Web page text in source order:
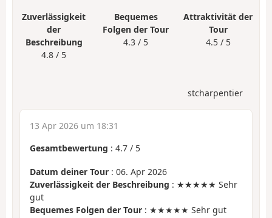
Zuverlässigkeit
der
Beschreibung
4.8 / 5
Bequemes
Folgen der Tour
4.3 / 5
Attraktivität der
Tour
4.5 / 5
stcharpentier
13 Apr 2026 um 18:31
Gesamtbewertung : 4.7 / 5
Datum deiner Tour : 06. Apr 2026
Zuverlässigkeit der Beschreibung : ★★★★★ Sehr
gut
Bequemes Folgen der Tour : ★★★★★ Sehr gut